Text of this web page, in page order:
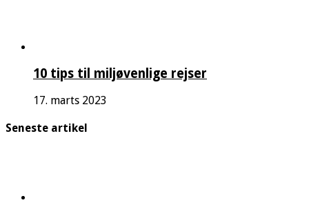
10 tips til miljøvenlige rejser
17. marts 2023
Seneste artikel